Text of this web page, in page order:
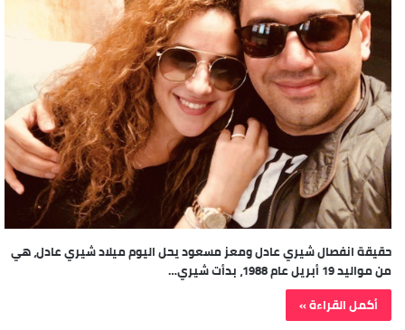
حقيقة انفصال شيري عادل ومعز مسعود يحل اليوم ميلاد شيري عادل، هي
من مواليد 19 أبريل عام 1988، بدأت شيري…
أكمل القراءة »